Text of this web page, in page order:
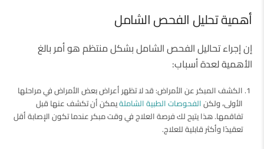
أهمية تحليل الفحص الشامل
إن إجراء تحاليل الفحص الشامل بشكل منتظم هو أمر بالغ
الأهمية لعدة أسباب:
الكشف المبكر عن الأمراض: قد لا تظهر أعراض بعض الأمراض في مراحلها
الأولى، ولكنالفحوصات الطبية الشاملةيمكن أن تكشف عنها قبل
تفاقمها. هذا يتيح لك فرصة العلاج في وقت مبكر عندما تكون الإصابة أقل
تعقيدًا وأكثر قابلية للعلاج.